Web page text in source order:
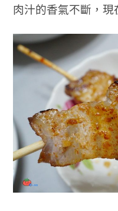
肉汁的香氣不斷，現